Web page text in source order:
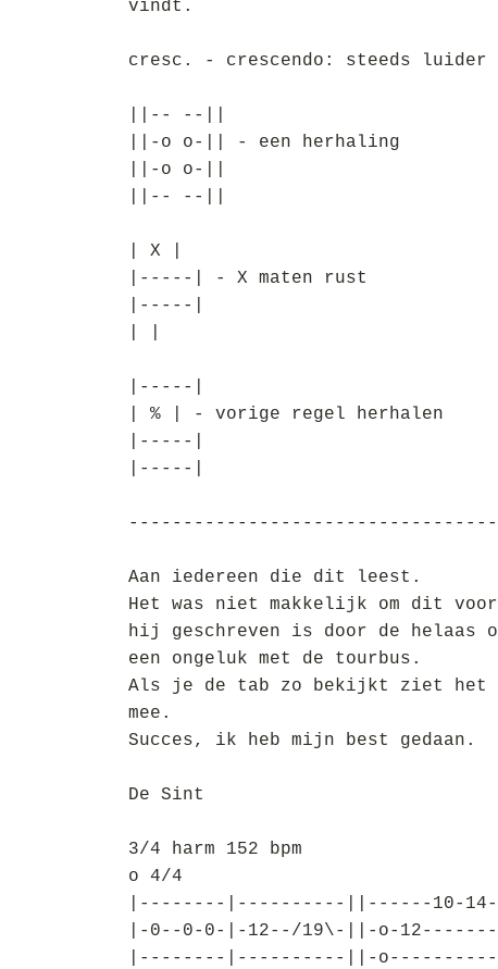
vindt.
cresc. - crescendo: steeds luider
||-- --||
||-o o-|| - een herhaling
||-o o-||
||-- --||
| X |
|-----| - X maten rust
|-----|
|-----|
| % | - vorige regel herhalen
|-----|
|-----|
Aan iedereen die dit leest.
Het was niet makkelijk om dit
hij geschreven is door de helaas
een ongeluk met de tourbus.
Als je de tab zo bekijkt ziet het
mee.
Succes, ik heb mijn best gedaan.
De Sint
3/4 harm 152 bpm
o 4/4
|--------|----------||------10-
|-0--0-0-|-12--/19\-||-o-
|--------|----------||-